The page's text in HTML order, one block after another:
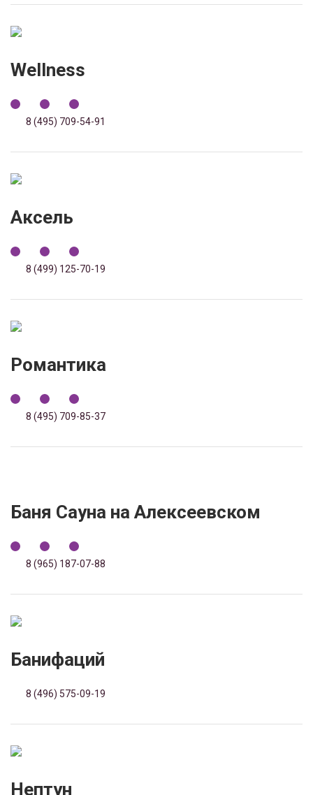
Wellness
8 (495) 709-54-91
Аксель
8 (499) 125-70-19
Романтика
8 (495) 709-85-37
Баня Сауна на Алексеевском
8 (965) 187-07-88
Банифаций
8 (496) 575-09-19
Нептун